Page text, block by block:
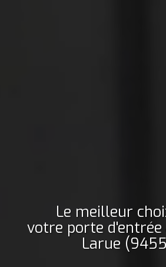
Le meilleur
votre porte d'entrée
Larue